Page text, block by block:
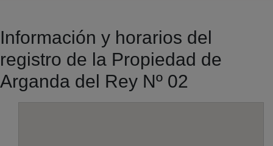
Información y horarios del
registro de la Propiedad de
Arganda del Rey Nº 02